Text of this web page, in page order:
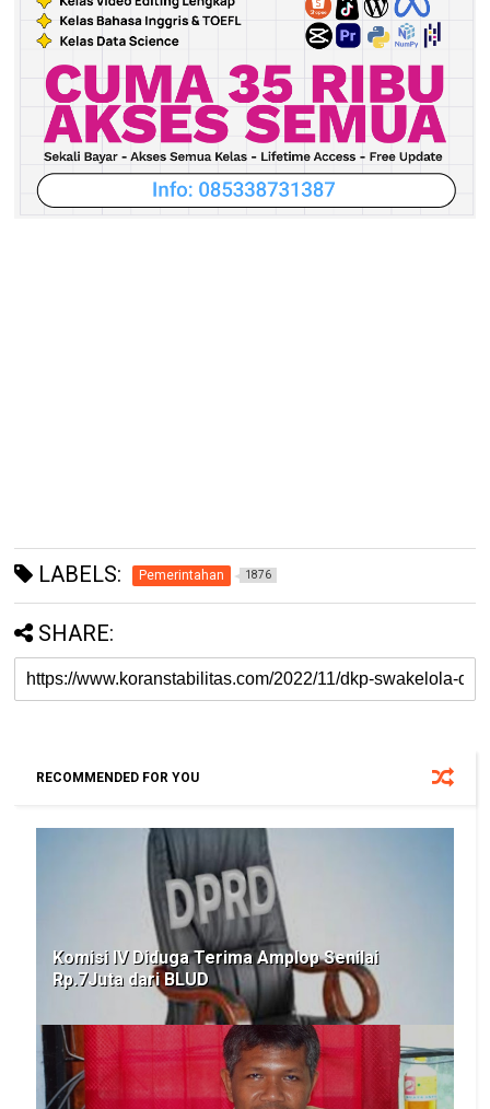
LABELS: Pemerintahan 1876
SHARE:
RECOMMENDED FOR YOU
Komisi IV Diduga Terima Amplop Senilai
Rp.7Juta dari BLUD